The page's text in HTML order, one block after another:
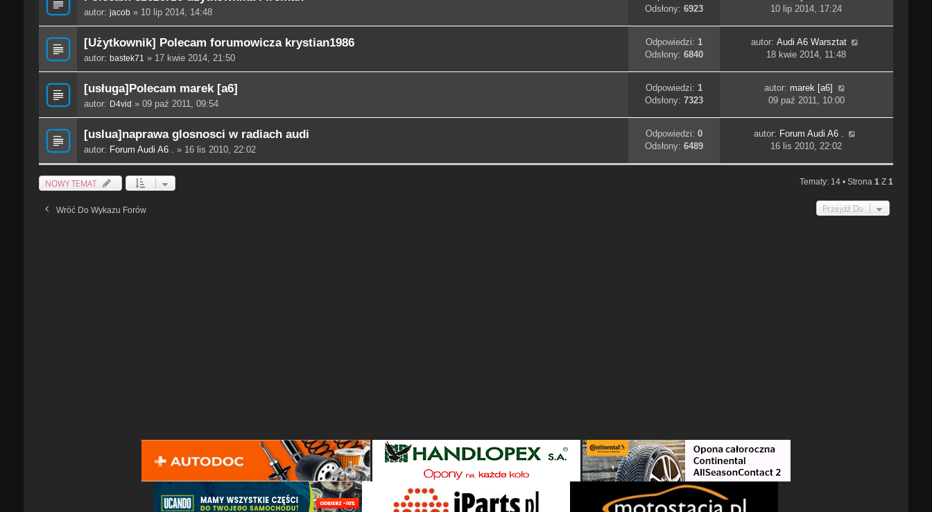
autor: jacob» 10 lip 2014, 14:48
Odsłony: 6923
10 lip 2014, 17:24
[Użytkownik] Polecam forumowicza krystian1986
autor: bastek71 » 17 kwie 2014, 21:50
Odpowiedzi: 1
Odsłony: 6840
autor: Audi A6 Warsztat
18 kwie 2014, 11:48
[usługa]Polecam marek [a6]
autor: D4vid » 09 paź 2011, 09:54
Odpowiedzi: 1
Odsłony: 7323
autor: marek [a6]
09 paź 2011, 10:00
[uslua]naprawa glosnosci w radiach audi
autor: Forum Audi A6 . » 16 lis 2010, 22:02
Odpowiedzi: 0
Odsłony: 6489
autor: Forum Audi A6 .
16 lis 2010, 22:02
NOWY TEMAT Tematy: 14 • Strona1 Z1
Wróć Do Wykazu Forów Przejdź Do